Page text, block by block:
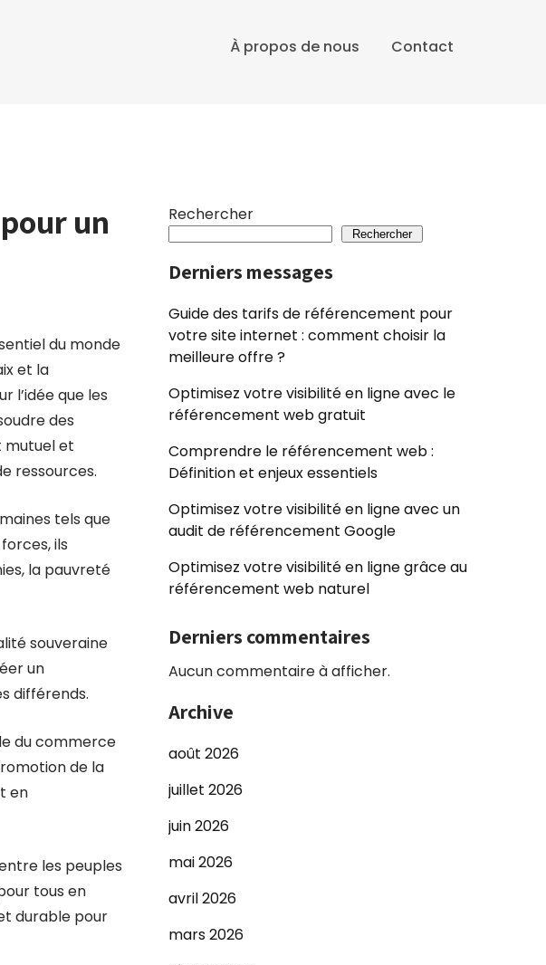
À propos de nous Contact
un
du monde
et la
l’idée que les
des
mutuel et
ressources.
tels que
ils
la pauvreté
souveraine
un
différends.
du commerce
de la
en
les peuples
tous en
durable pour
Rechercher
Rechercher
Derniers messages
Guide des tarifs de référencement pour
votre site internet : comment choisir la
meilleure offre ?
Optimisez votre visibilité en ligne avec le
référencement web gratuit
Comprendre le référencement web :
Définition et enjeux essentiels
Optimisez votre visibilité en ligne avec un
audit de référencement Google
Optimisez votre visibilité en ligne grâce au
référencement web naturel
Derniers commentaires
Aucun commentaire à afficher.
Archive
août 2026
juillet 2026
juin 2026
mai 2026
avril 2026
mars 2026